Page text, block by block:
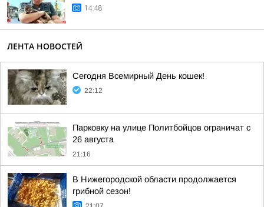
14:48
ЛЕНТА НОВОСТЕЙ
Сегодня Всемирный День кошек!
22:12
Парковку на улице Политбойцов ограничат с
26 августа
21:16
В Нижегородской области продолжается
грибной сезон!